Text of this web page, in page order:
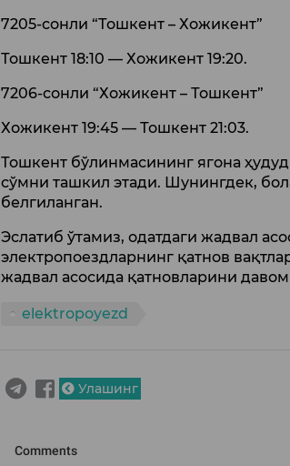
7205-сонли “Тошкент – Хожикент”
Тошкент 18:10 — Хожикент 19:20.
7206-сонли “Хожикент – Тошкент”
Хожикент 19:45 — Тошкент 21:03.
Тошкент бўлинмасининг ягона
сўмни ташкил этади. Шунингдек,
белгиланган.
Эслатиб ўтамиз, одатдаги жадвал
электропоездларнинг қатнов
жадвал асосида қатновларини давом
elektropoyezd
Улашинг